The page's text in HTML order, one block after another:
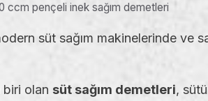
ccm pençeli inek sağım demetleri
süt sağım makinelerinde ve
biri olan süt sağım demetleri,